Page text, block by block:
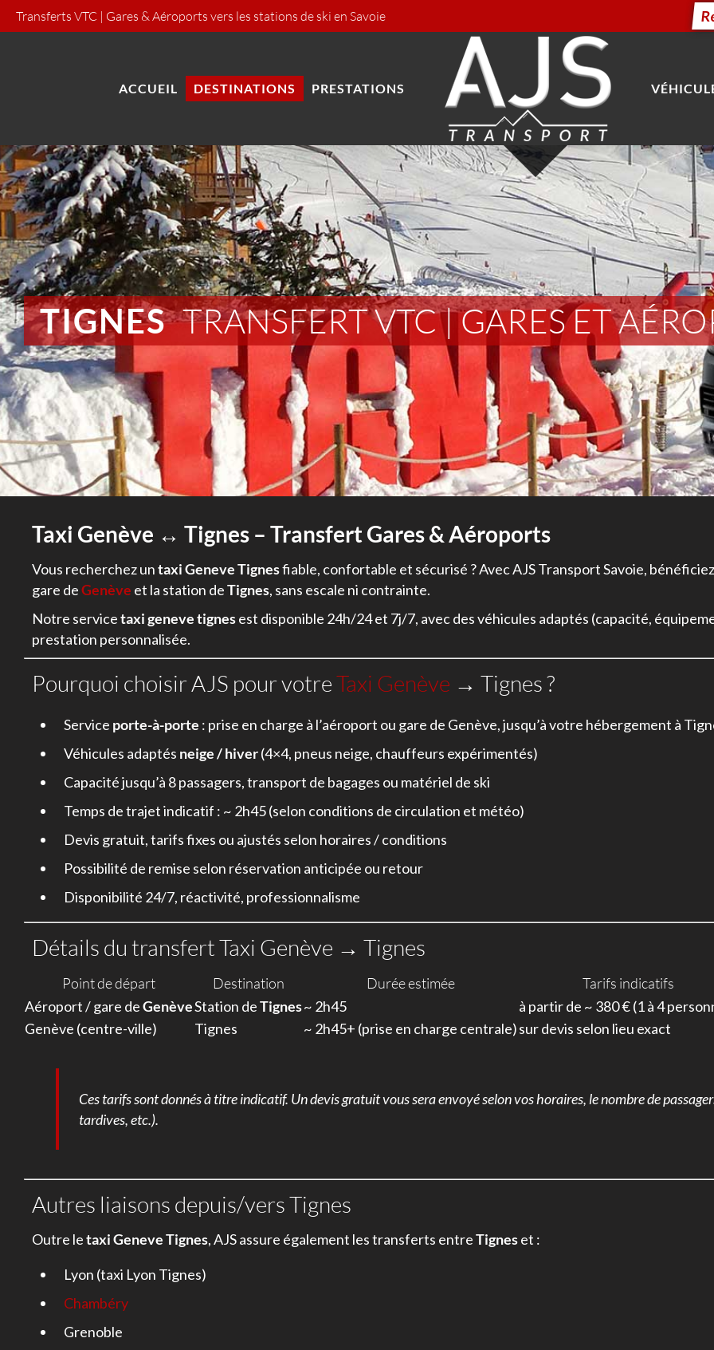
Passer
au
Transferts VTC | Gares & Aéroports vers les stations de ski en Savoie
ACCUEIL DESTINATIONS PRESTATIONS
TIGNES TRANSFERT VTC | GARES ET
Taxi Genève ↔ Tignes – Transfert Gares & Aéroports
Vous recherchez untaxi Geneve Tignesfiable, confortable et sécurisé ? Avec AJS Transport Savoie,
gare deGenève et la station deTignes, sans escale ni contrainte.
Notre servicetaxi geneve tignesest disponible 24h/24 et 7j/7, avec des véhicules adaptés (capacité,
prestation personnalisée.
Pourquoi choisir AJS pour votreTaxi Genève → Tignes ?
Service porte-à-porte : prise en charge à l’aéroport ou gare de Genève, jusqu’à votre hébergement à
Véhicules adaptés neige / hiver(4×4, pneus neige, chauffeurs expérimentés)
Capacité jusqu’à 8 passagers, transport de bagages ou matériel de ski
Temps de trajet indicatif : ~ 2h45 (selon conditions de circulation et météo)
Devis gratuit, tarifs fixes ou ajustés selon horaires / conditions
Possibilité de remise selon réservation anticipée ou retour
Disponibilité 24/7, réactivité, professionnalisme
Détails du transfert Taxi Genève → Tignes
Point de départ Destination Durée estimée
Tarifs indicatifs
Aéroport / gare deGenèveStation deTignes~ 2h45
à partir de ~ 380 € (1 à 4
Genève (centre-ville)
Tignes ~ 2h45+ (prise en charge centrale)sur devis selon lieu exact
Ces tarifs sont donnés à titre indicatif. Un devis gratuit vous sera envoyé selon vos horaires, le nombre de
tardives, etc.).
Autres liaisons depuis/vers Tignes
Outre letaxi Geneve Tignes, AJS assure également les transferts entreTigneset :
Lyon (taxi Lyon Tignes)
Chambéry
Grenoble